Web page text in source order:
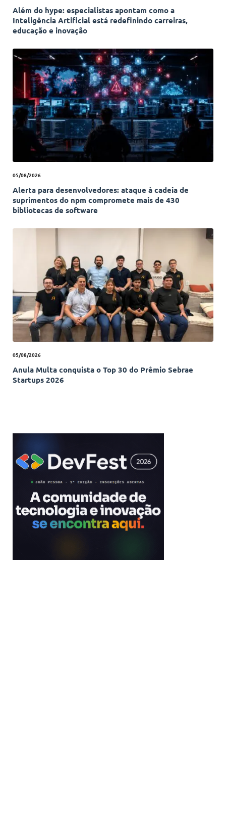
Além do hype: especialistas apontam como a
Inteligência Artificial está redefinindo carreiras,
educação e inovação
05/08/2026
Alerta para desenvolvedores: ataque à cadeia de
suprimentos do npm compromete mais de 430
bibliotecas de software
05/08/2026
Anula Multa conquista o Top 30 do Prêmio Sebrae
Startups 2026